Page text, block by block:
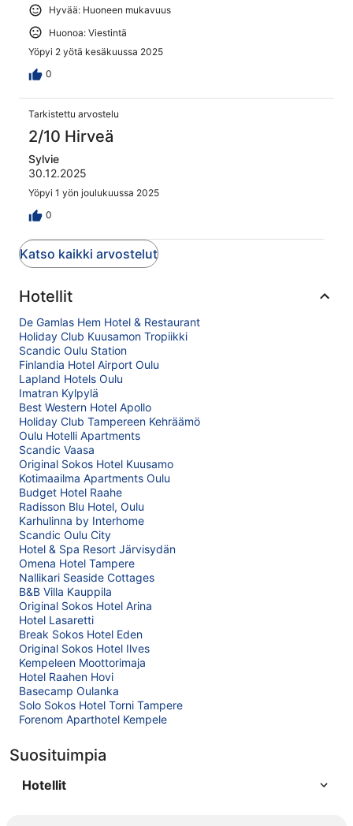
Hyvää: Huoneen mukavuus
Huonoa: Viestintä
Yöpyi 2 yötä kesäkuussa 2025
0
Tarkistettu arvostelu
2/10 Hirveä
Sylvie
30.12.2025
Yöpyi 1 yön joulukuussa 2025
0
Katso kaikki arvostelut
Hotellit
De Gamlas Hem Hotel & Restaurant
Holiday Club Kuusamon Tropiikki
Scandic Oulu Station
Finlandia Hotel Airport Oulu
Lapland Hotels Oulu
Imatran Kylpylä
Best Western Hotel Apollo
Holiday Club Tampereen Kehräämö
Oulu Hotelli Apartments
Scandic Vaasa
Original Sokos Hotel Kuusamo
Kotimaailma Apartments Oulu
Budget Hotel Raahe
Radisson Blu Hotel, Oulu
Karhulinna by Interhome
Scandic Oulu City
Hotel & Spa Resort Järvisydän
Omena Hotel Tampere
Nallikari Seaside Cottages
B&B Villa Kauppila
Original Sokos Hotel Arina
Hotel Lasaretti
Break Sokos Hotel Eden
Original Sokos Hotel Ilves
Kempeleen Moottorimaja
Hotel Raahen Hovi
Basecamp Oulanka
Solo Sokos Hotel Torni Tampere
Forenom Aparthotel Kempele
Suosituimpia
Hotellit